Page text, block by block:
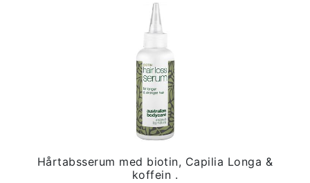
Hårtabsserum med biotin, Capilia Longa &
koffein .